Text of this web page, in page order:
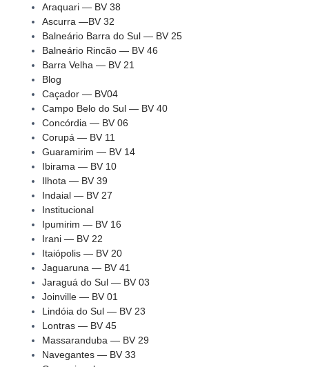
Araquari — BV 38
Ascurra —BV 32
Balneário Barra do Sul — BV 25
Balneário Rincão — BV 46
Barra Velha — BV 21
Blog
Caçador — BV04
Campo Belo do Sul — BV 40
Concórdia — BV 06
Corupá — BV 11
Guaramirim — BV 14
Ibirama — BV 10
Ilhota — BV 39
Indaial — BV 27
Institucional
Ipumirim — BV 16
Irani — BV 22
Itaiópolis — BV 20
Jaguaruna — BV 41
Jaraguá do Sul — BV 03
Joinville — BV 01
Lindóia do Sul — BV 23
Lontras — BV 45
Massaranduba — BV 29
Navegantes — BV 33